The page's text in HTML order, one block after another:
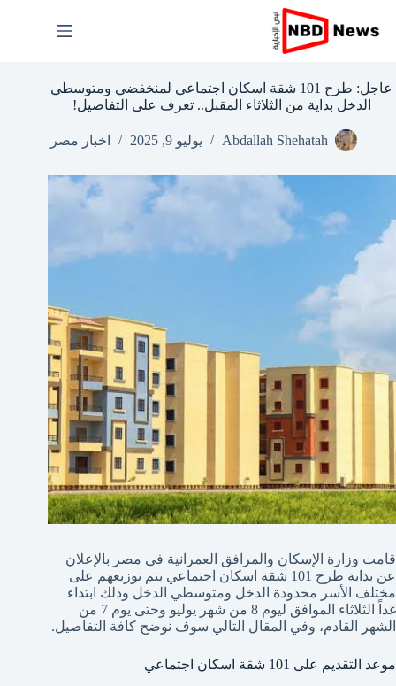
إلى
المحتوى
عاجل: طرح 101 شقة اسكان اجتماعي لمنخفضي ومتوسطي
الدخل بداية من الثلاثاء المقبل.. تعرف على التفاصيل!
Abdallah Shehatah يوليو 9, 2025 اخبار مصر
قامت وزارة الإسكان والمرافق العمرانية في مصر بالإعلان
عن بداية طرح 101 شقة اسكان اجتماعي يتم توزيعهم على
مختلف الأسر محدودة الدخل ومتوسطي الدخل وذلك ابتداء
غداً الثلاثاء الموافق ليوم 8 من شهر يوليو وحتى يوم 7 من
الشهر القادم، وفي المقال التالي سوف نوضح كافة التفاصيل.
موعد التقديم على 101 شقة اسكان اجتماعي